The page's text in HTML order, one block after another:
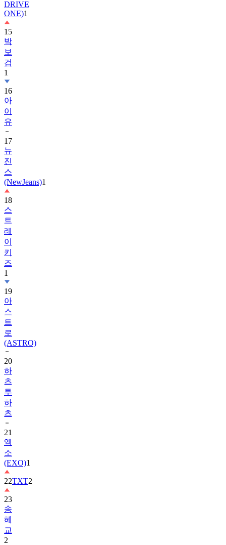
15
박
보
검
1
16
아
이
유
17
뉴
진
스
(NewJeans)
18
스
트
레
이
키
즈
1
19
아
스
트
로
(ASTRO)
20
하
츠
투
하
츠
21
엑
소
(EXO)
22TXT2
23
송
혜
교
2
24